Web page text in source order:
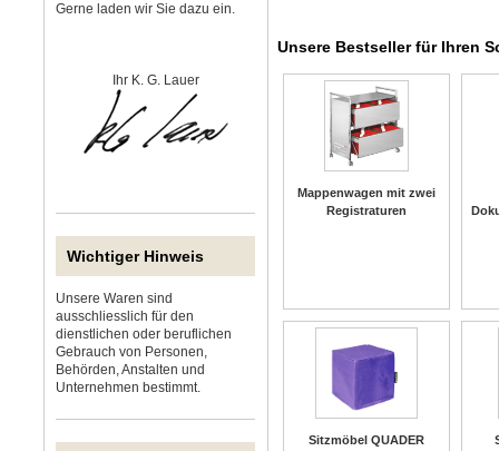
Gerne laden wir Sie dazu ein.
Ihr K. G. Lauer
Wichtiger Hinweis
Unsere Waren sind
ausschliesslich für den
dienstlichen oder beruflichen
Gebrauch von Personen,
Behörden, Anstalten und
Unternehmen bestimmt.
Unsere Bestseller für Ihren
Mappenwagen mit zwei
Registraturen
Sitzmöbel QUADER